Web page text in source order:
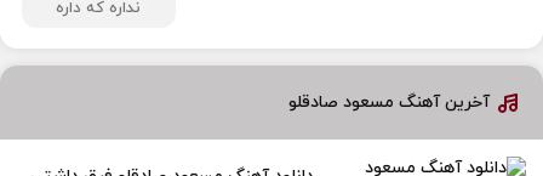
نداره که داره
آخرین آهنگ مسعود صادقلو